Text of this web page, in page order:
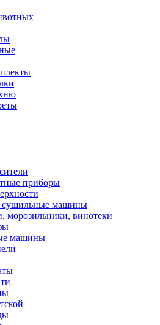
приборы
сушильные машины
морозильники, винотеки
машины